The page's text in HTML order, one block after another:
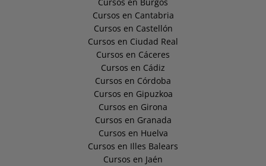
Cursos en Cantabria
Cursos en Castellón
Cursos en Ciudad Real
Cursos en Cáceres
Cursos en Cádiz
Cursos en Córdoba
Cursos en Gipuzkoa
Cursos en Girona
Cursos en Granada
Cursos en Huelva
Cursos en Illes Balears
Cursos en Jaén